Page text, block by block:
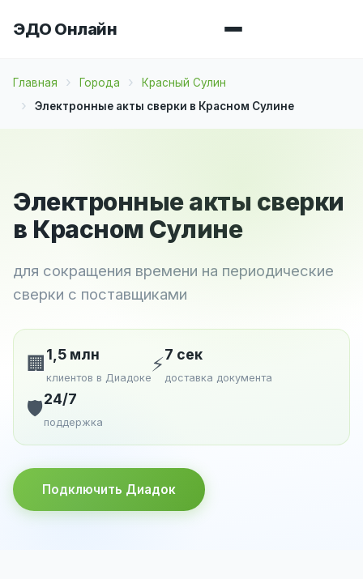
ЭДО Онлайн
Главная Города
Красный Сулин
Электронные акты сверки в Красном Сулине
Электронные акты сверки
в Красном Сулине
для сокращения времени на периодические
сверки с поставщиками
🏢 1,5 млн
клиентов в Диадоке
⚡7 сек
доставка документа
🛡️24/7
поддержка
Подключить Диадок